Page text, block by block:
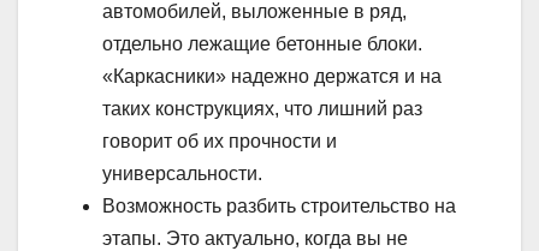
автомобилей, выложенные в ряд,
отдельно лежащие бетонные блоки.
«Каркасники» надежно держатся и на
таких конструкциях, что лишний раз
говорит об их прочности и
универсальности.
Возможность разбить строительство на
этапы. Это актуально, когда вы не